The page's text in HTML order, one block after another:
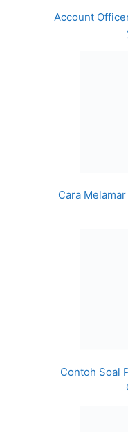
Account
Cara
Contoh Soal